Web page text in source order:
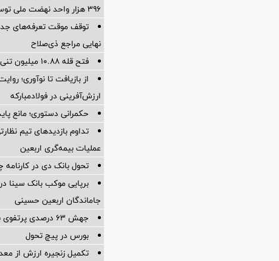
۳۹۶ هزار واحد نهضت ملی توسط بانک مسکن
توقف موقت تعرفه‌های
نهایی مراجع ذی‌صلاح
فتح قله ۱۰.۸۸ میلیون تنی تولید در سال ۱۴۰۴
ارزش‌آفرینی در فولادمبارکه
حکمرانی دستوری؛ مانع
تداوم بازدیدهای تیم
عملیات بیمه‌گری اربعین
تحول بانک دی در کارنامه
برپایی موکب بانک سینا
جاماندگان اربعین حسینی
جهش ۶۳ درصدی پرتفوی بیمه آسیا
بورس در پیچ تحول
تکمیل زنجیره ارزش از